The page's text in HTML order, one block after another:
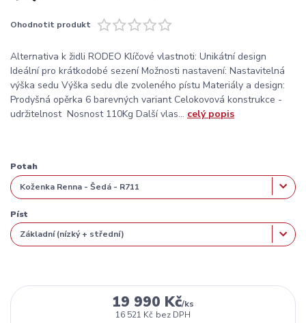
Ohodnotit produkt
Alternativa k židli RODEO Klíčové vlastnoti: Unikátní design
Ideální pro krátkodobé sezení Možnosti nastavení: Nastavitelná
výška sedu Výška sedu dle zvoleného pístu Materiály a design:
Prodyšná opěrka 6 barevných variant Celokovová konstrukce -
udržitelnost Nosnost 110Kg Další vlas... celý popis
Potah
Píst
19 990 Kč/ks
16 521 Kč bez DPH